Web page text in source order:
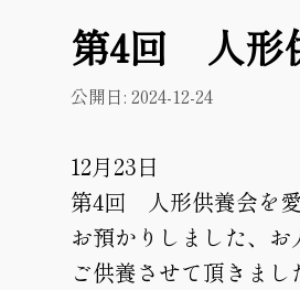
第4回 人形
公開日: 2024-12-24
12月23日
第4回 人形供養会を愛
お預かりしました、
ご供養させて頂きまし